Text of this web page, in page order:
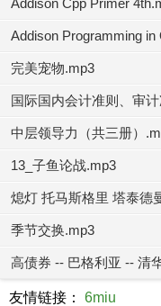
Addison Cpp Primer
Addison Programming
完美宠物.mp3
国际国内会计准则、审
中层领导力（共三册）
13_子鱼论战.mp3
熄灯 托马斯格里 塔泰德
季节交换.mp3
高债券 -- 巴格利亚 -- 清
友情链接： 6miu